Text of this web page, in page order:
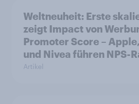
Weltneuheit: Erste
zeigt Impact von
Promoter Score –
und Nivea führen NPS-
Artikel